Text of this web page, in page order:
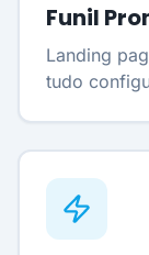
Funil
Landing
tudo